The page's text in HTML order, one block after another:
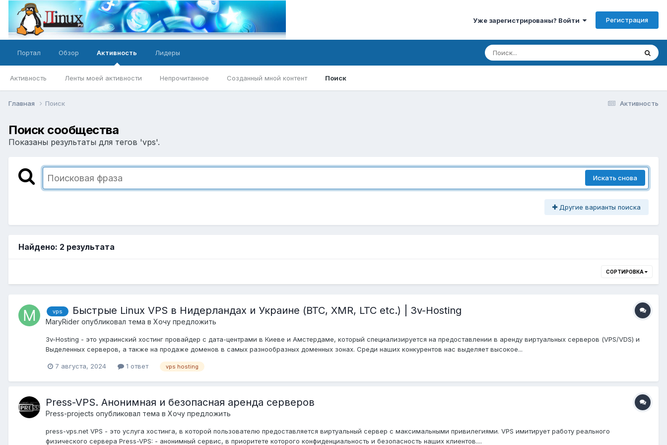
Уже зарегистрированы? Войти Регистрация
Портал Обзор Активность
Активность Ленты моей активности Непрочитанное Созданный мной контент Поиск
Лидеры
Активность
Главная Поиск
Поиск сообщества
Показаны результаты для тегов 'vps'.
Искать снова
Другие варианты поиска
Найдено: 2 результата
СОРТИРОВКА
vps Быстрые Linux VPS в Нидерландах и Украине (BTC, XMR, LTC etc.) | 3v-Hosting
MaryRider опубликовал тема в Хочу предложить
3v-Hosting - это украинский хостинг провайдер с дата-центрами в Киеве и Амстердаме, который специализируется на предоставлении в аренду виртуальных серверов (VPS/VDS) и
Выделенных серверов, а также на продаже доменов в самых разнообразных доменных зонах. Среди наших конкурентов нас выделяет высокое...
7 августа, 2024 1 ответ vps hosting
Press-VPS. Анонимная и безопасная аренда серверов
Press-projects опубликовал тема в Хочу предложить
press-vps.net VPS - это услуга хостинга, в которой пользователю предоставляется виртуальный сервер с максимальными привилегиями. VPS имитирует работу реального
физического сервера Press-VPS: - анонимный сервис, в приоритете которого конфиденциальность и безопасность наших клиентов....